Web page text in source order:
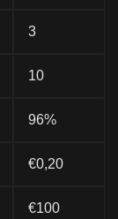
3
10
96%
€0,20
€100